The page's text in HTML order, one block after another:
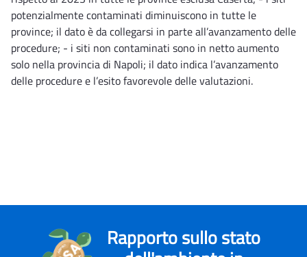
potenzialmente contaminati diminuiscono in tutte le
province; il dato è da collegarsi in parte all’avanzamento delle
procedure; - i siti non contaminati sono in netto aumento
solo nella provincia di Napoli; il dato indica l’avanzamento
delle procedure e l’esito favorevole delle valutazioni.
Rapporto sullo stato